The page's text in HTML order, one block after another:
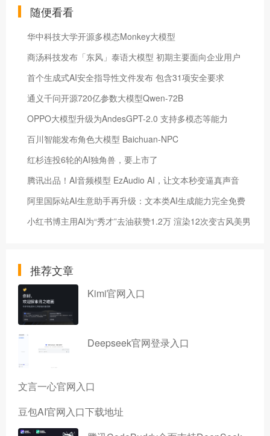
随便看看
华中科技大学开源多模态Monkey大模型
商汤科技发布「东风」泰语大模型 初期主要面向企业用户
首个生成式AI安全指导性文件发布 包含31项安全要求
通义千问开源720亿参数大模型Qwen-72B
OPPO大模型升级为AndesGPT-2.0 支持多模态等能力
百川智能发布角色大模型 Baichuan-NPC
红杉连投6轮的AI独角兽，要上市了
腾讯出品！AI音频模型 EzAudio AI，让文本秒变逼真声音
阿里国际站AI生意助手再升级：文本类AI生成能力完全免费
小红书博主用AI为“秀才”去油获赞1.2万 渲染12次变古风美男
推荐文章
Kimi官网入口
Deepseek官网登录入口
文言一心官网入口
豆包AI官网入口下载地址